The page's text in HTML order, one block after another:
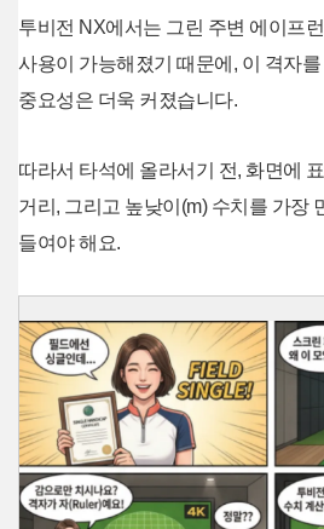
투비전 NX에서는 그린 주변 에이프
사용이 가능해졌기 때문에, 이 격자
중요성은 더욱 커졌습니다.
따라서 타석에 올라서기 전, 화면에
거리, 그리고 높낮이(m) 수치를 가장
들여야 해요.